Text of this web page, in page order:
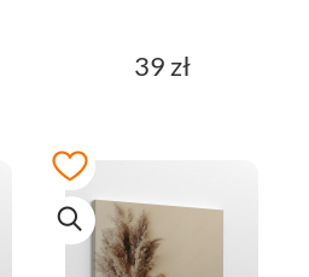
39 zł